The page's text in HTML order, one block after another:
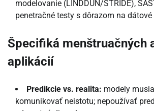
modelovanie (LINDDUN/STRIDE),
penetračné testy s dôrazom na dátové
Špecifiká menštruačných
aplikácií
Predikcie vs. realita: modely
komunikovať neistotu; nepoužívať